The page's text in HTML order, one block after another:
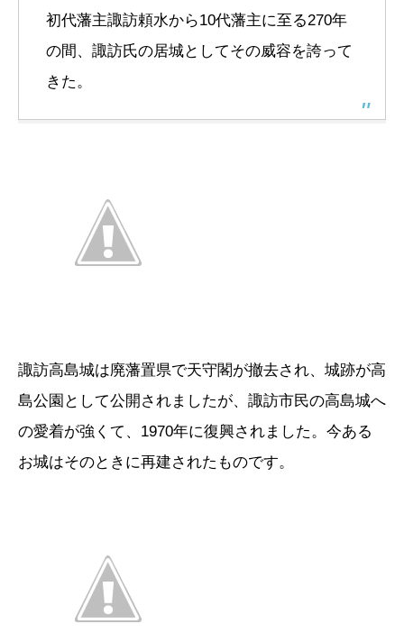
初代藩主諏訪頼水から10代藩主に至る270年
の間、諏訪氏の居城としてその威容を誇って
きた。
諏訪高島城は廃藩置県で天守閣が撤去され、城跡が高
島公園として公開されましたが、諏訪市民の高島城へ
の愛着が強くて、1970年に復興されました。今ある
お城はそのときに再建されたものです。